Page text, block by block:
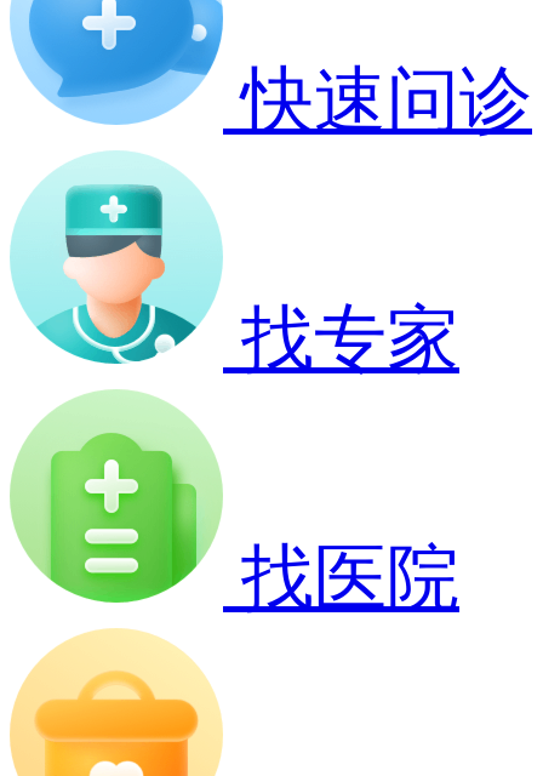
快速问诊
找专家
找医院